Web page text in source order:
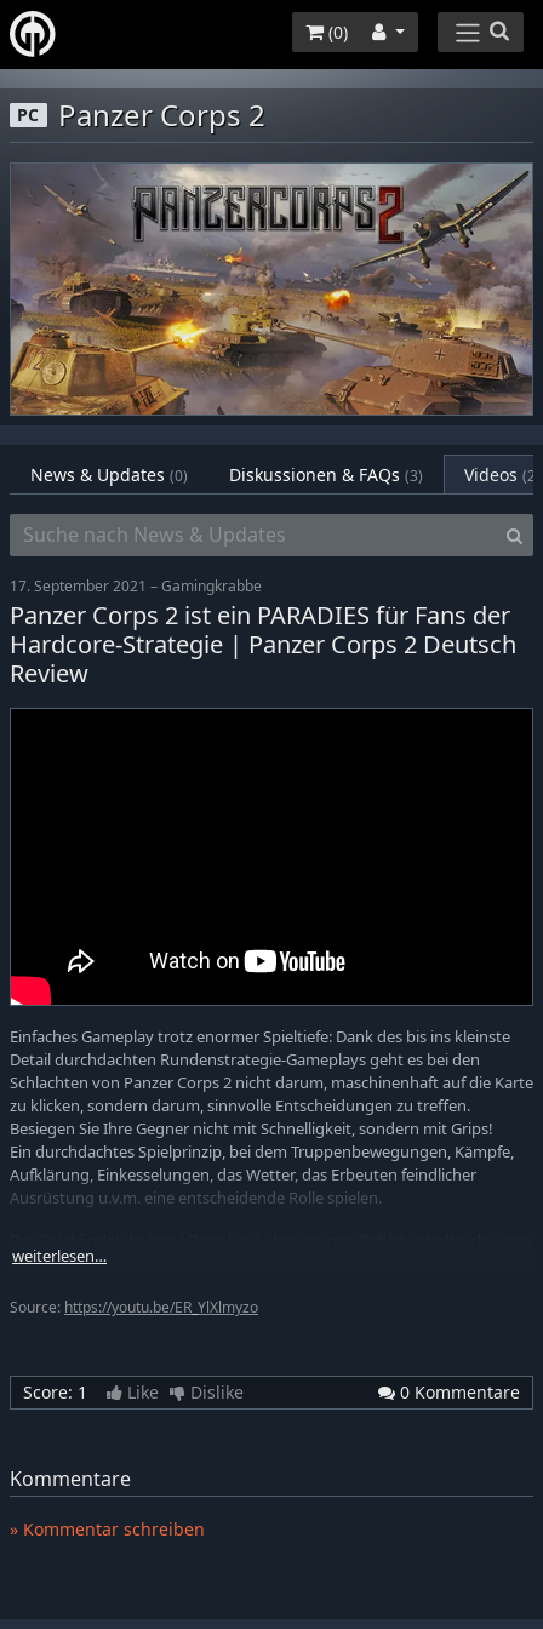
(0)
PC Panzer Corps 2
News & Updates (0) Diskussionen & FAQs (3) Videos
17. September 2021 – Gamingkrabbe
Panzer Corps 2 ist ein PARADIES für Fans der
Hardcore-Strategie | Panzer Corps 2 Deutsch
Review
Einfaches Gameplay trotz enormer Spieltiefe: Dank des bis ins kleinste
Detail durchdachten Rundenstrategie-Gameplays geht es bei den
Schlachten von Panzer Corps 2 nicht darum, maschinenhaft auf die Karte
zu klicken, sondern darum, sinnvolle Entscheidungen zu treffen.
Besiegen Sie Ihre Gegner nicht mit Schnelligkeit, sondern mit Grips!
Ein durchdachtes Spielprinzip, bei dem Truppenbewegungen, Kämpfe,
Aufklärung, Einkesselungen, das Wetter, das Erbeuten feindlicher
Ausrüstung u.v.m. eine entscheidende Rolle spielen.
kleinen Beitrag, vielen Dank ):
ref=krabbe
Timestamps:
3:30 Alles über Slitherine
13:42 Panzer Corps 2 Gameplay
weiterlesen…
Source: https://youtu.be/ER_YlXlmyzo
Score: 1 Like Dislike 0 Kommentare
Kommentare
» Kommentar schreiben